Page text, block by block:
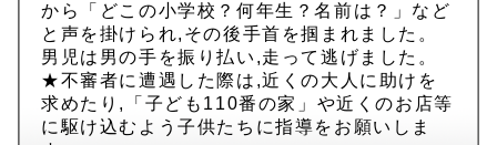
から「どこの小学校？何年生？名前は？」など
と声を掛けられ,その後手首を掴まれました。
男児は男の手を振り払い,走って逃げました。
★不審者に遭遇した際は,近くの大人に助けを
求めたり,「子ども110番の家」や近くのお店等
に駆け込むよう子供たちに指導をお願いしま